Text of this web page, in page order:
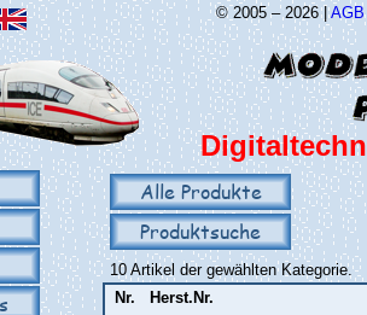
© 2005 – 2026 |AGB
Alle Produkte
Produktsuche
10 Artikel der gewählten Kategorie.
Nr.
Herst.Nr.